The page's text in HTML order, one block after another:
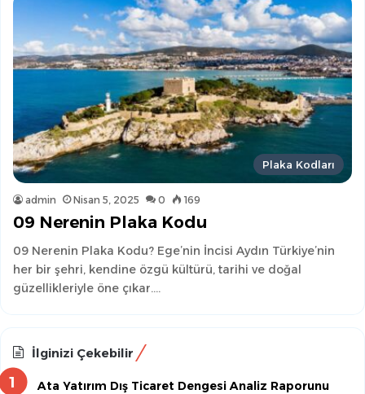
Plaka Kodları
admin Nisan 5, 2025 0 169
09 Nerenin Plaka Kodu
09 Nerenin Plaka Kodu? Ege’nin İncisi Aydın Türkiye’nin
her bir şehri, kendine özgü kültürü, tarihi ve doğal
güzellikleriyle öne çıkar.…
İlginizi Çekebilir
Ata Yatırım Dış Ticaret Dengesi Analiz Raporunu